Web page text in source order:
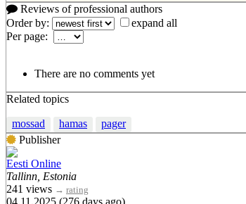
Reviews of professional authors
Order by:
expand all
Per page:
There are no comments yet
Related topics
mossad hamas
pager
Publisher
Eesti Online
Tallinn, Estonia
241 views → rating